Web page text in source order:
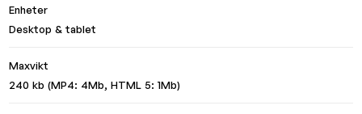
Enheter
Desktop & tablet
Maxvikt
240 kb (MP4: 4Mb, HTML 5: 1Mb)